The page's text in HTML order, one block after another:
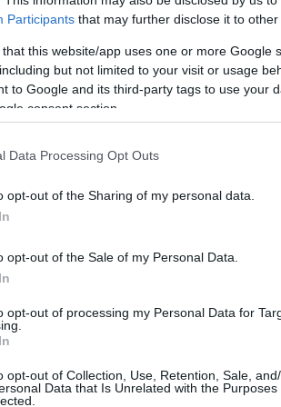
Participants that may further disclose it to other
that this website/app uses one or more Google
but not limited to your visit or usage
to Google and its third-party tags to use your
consent section.
Data Processing Opt Outs
opt-out of the Sharing of my personal data.
opt-out of the Sale of my Personal Data.
opt-out of processing my Personal Data for
opt-out of Collection, Use, Retention, Sale,
Data that Is Unrelated with the Purposes
frissessége és az alma természetes
por rendszeres fogyasztása
ide, és szerezd be a prémium
most!
mézzel kandírozott
ital)
a Facebookon is:
Tetszik 0